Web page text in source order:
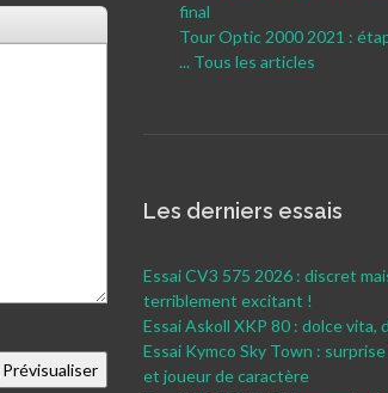
final
Tour Optic 2000 2021 :
... Tous les articles
Les derniers essais
Essai CV3 575 2026 : discret
terriblement excitant !
Essai Askoll XKP 80 : dolce vita,
Essai Kymco Sky Town :
et joueur de caractère